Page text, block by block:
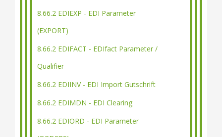
8.66.2 EDIEXP - EDI Parameter
(EXPORT)
8.66.2 EDIFACT - EDIfact Parameter /
Qualifier
8.66.2 EDIINV - EDI Import Gutschrift
8.66.2 EDIMDN - EDI Clearing
8.66.2 EDIORD - EDI Parameter